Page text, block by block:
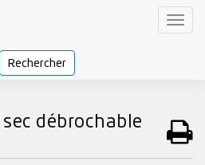
Rechercher
débrochable